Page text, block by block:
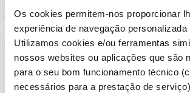
Os cookies permitem-nos proporcionar
experiência de navegação personalizada
Utilizamos cookies e/ou ferramentas
nossos websites ou aplicações que são
para o seu bom funcionamento técnico
necessários para a prestação de